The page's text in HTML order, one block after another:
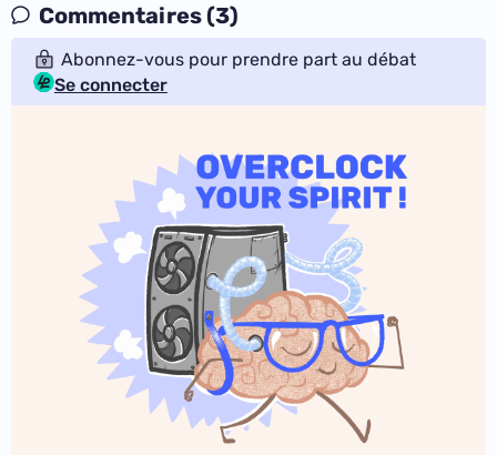
Commentaires (3)
Abonnez-vous pour prendre part au débat
Se connecter